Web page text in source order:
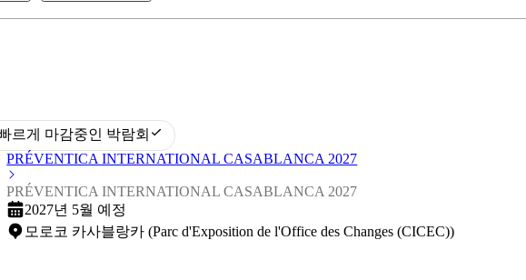
르게 마감중인 박람회
PRÉVENTICA INTERNATIONAL CASABLANCA 2027
PRÉVENTICA INTERNATIONAL CASABLANCA 2027
2027년 5월 예정
모로코 카사블랑카 (Parc d'Exposition de l'Office des Changes (CICEC))